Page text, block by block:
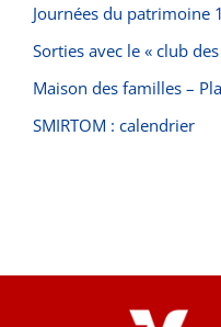
Journées du patrimoine
Sorties avec le « club
Maison des familles –
SMIRTOM : calendrier